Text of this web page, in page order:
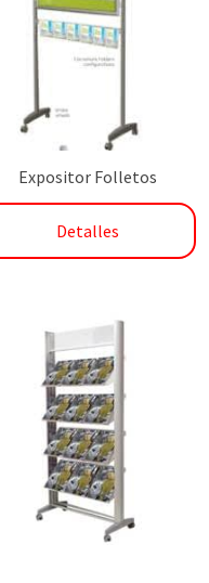
Expositor Folletos
Detalles